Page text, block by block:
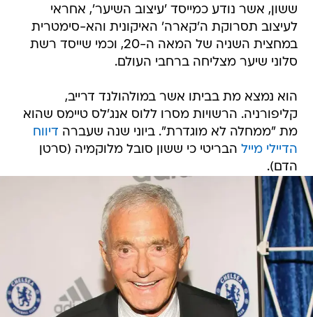
ששון, אשר נודע כמייסד 'עיצוב השיער', אחראי
לעיצוב תסרוקת ה'קארה' האיקונית והא-סימטרית
במחצית השניה של המאה ה-20, וכמי שייסד רשת
סלוני שיער מצליחה ברחבי העולם.
הוא נמצא מת בביתו אשר במולהולנד דרייב,
קליפורניה. הרשויות מסרו ללוס אנג'לס טיימס שהוא
מת "ממחלה לא מוגדרת". ביוני שנה שעברה דיווח
הדיילי מייל הבריטי כי ששון סובל מלוקמיה (סרטן
הדם).